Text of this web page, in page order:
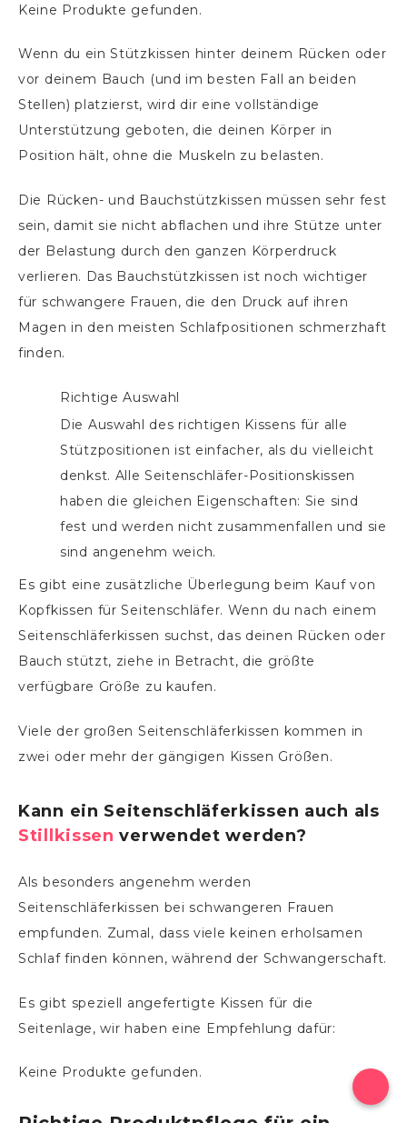
Keine Produkte gefunden.
Wenn du ein Stützkissen hinter deinem Rücken oder
vor deinem Bauch (und im besten Fall an beiden
Stellen) platzierst, wird dir eine vollständige
Unterstützung geboten, die deinen Körper in
Position hält, ohne die Muskeln zu belasten.
Die Rücken- und Bauchstützkissen müssen sehr fest
sein, damit sie nicht abflachen und ihre Stütze unter
der Belastung durch den ganzen Körperdruck
verlieren. Das Bauchstützkissen ist noch wichtiger
für schwangere Frauen, die den Druck auf ihren
Magen in den meisten Schlafpositionen schmerzhaft
finden.
Richtige Auswahl
Die Auswahl des richtigen Kissens für alle
Stützpositionen ist einfacher, als du vielleicht
denkst. Alle Seitenschläfer-Positionskissen
haben die gleichen Eigenschaften: Sie sind
fest und werden nicht zusammenfallen und sie
sind angenehm weich.
Es gibt eine zusätzliche Überlegung beim Kauf von
Kopfkissen für Seitenschläfer. Wenn du nach einem
Seitenschläferkissen suchst, das deinen Rücken oder
Bauch stützt, ziehe in Betracht, die größte
verfügbare Größe zu kaufen.
Viele der großen Seitenschläferkissen kommen in
zwei oder mehr der gängigen Kissen Größen.
Kann ein Seitenschläferkissen auch als
Stillkissen verwendet werden?
Als besonders angenehm werden
Seitenschläferkissen bei schwangeren Frauen
empfunden. Zumal, dass viele keinen erholsamen
Schlaf finden können, während der Schwangerschaft.
Es gibt speziell angefertigte Kissen für die
Seitenlage, wir haben eine Empfehlung dafür:
Keine Produkte gefunden.